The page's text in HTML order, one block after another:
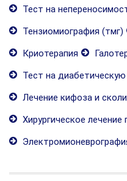
Тест на
Тензиомиография (тмг)
Криотерапия
Тест на
Лечение кифоза и
Хирургическое лечение